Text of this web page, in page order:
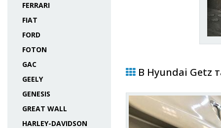
FERRARI
FIAT
FORD
FOTON
GAC
GEELY
GENESIS
GREAT WALL
HARLEY-DAVIDSON
В Hyundai Getz